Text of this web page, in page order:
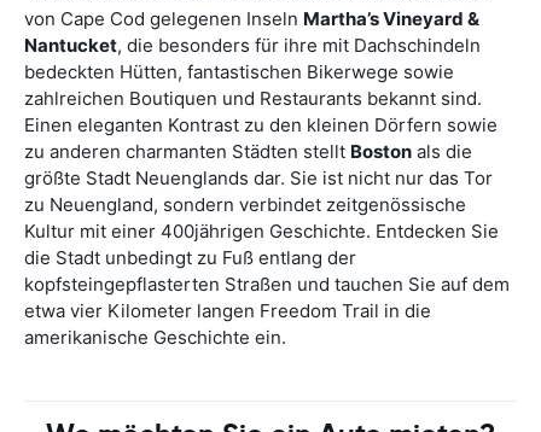
von Cape Cod gelegenen Inseln Martha’s Vineyard &
Nantucket, die besonders für ihre mit Dachschindeln
bedeckten Hütten, fantastischen Bikerwege sowie
zahlreichen Boutiquen und Restaurants bekannt sind.
Einen eleganten Kontrast zu den kleinen Dörfern sowie
zu anderen charmanten Städten stellt Boston als die
größte Stadt Neuenglands dar. Sie ist nicht nur das Tor
zu Neuengland, sondern verbindet zeitgenössische
Kultur mit einer 400jährigen Geschichte. Entdecken Sie
die Stadt unbedingt zu Fuß entlang der
kopfsteingepflasterten Straßen und tauchen Sie auf dem
etwa vier Kilometer langen Freedom Trail in die
amerikanische Geschichte ein.